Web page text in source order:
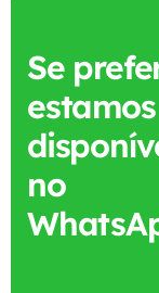
Se
estamos
no